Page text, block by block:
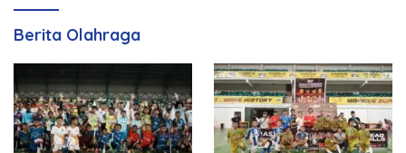
Berita Olahraga